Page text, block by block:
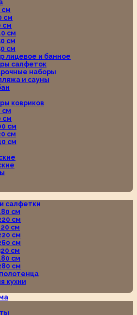
см
см
см
см
см
см
лицевое и банное
салфеток
наборы
и сауны
ковриков
см
см
см
см
см
салфетки
см
см
см
см
см
см
см
см
кухни